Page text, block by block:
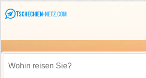
Wohin reisen Sie?